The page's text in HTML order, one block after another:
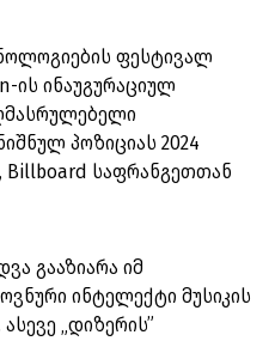
ფესტივალ
ის ინაუგურაციულ
პოზიციას 2024
Billboard საფრანგეთთან
გააზიარა იმ
ინტელექტი მუსიკის
„დიზერის”